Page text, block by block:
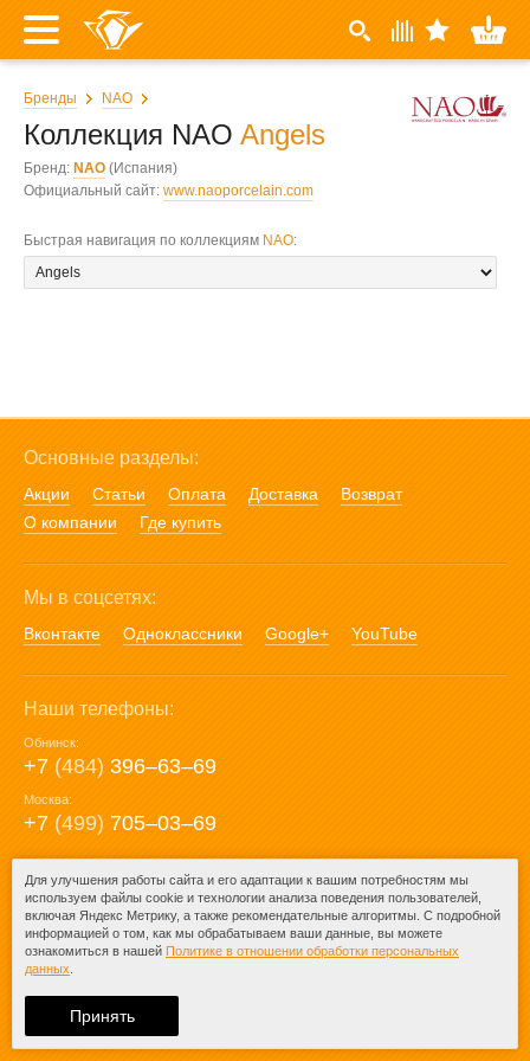
Бренды NAO
Коллекция NAO Angels
Бренд: NAO (Испания)
Официальный сайт: www.naoporcelain.com
Быстрая навигация по коллекциям NAO:
Основные разделы:
Акции Статьи Оплата Доставка
Возврат
О компании
Где купить
Мы в соцсетях:
Вконтакте Одноклассники Google+ YouTube
Наши телефоны:
Обнинск:
+7 (484) 396‒63‒69
Москва:
+7 (499) 705‒03‒69
E-mail:
mail@posuda40.ru
При любом копировании информации
ссылка на
Для улучшения работы сайта и его адаптации к вашим потребностям мы
используем файлы cookie и технологии анализа поведения пользователей,
включая Яндекс Метрику, а также рекомендательные алгоритмы. С подробной
информацией о том, как мы обрабатываем ваши данные, вы можете
ознакомиться в нашей Политике в отношении обработки персональных
данных
Принять